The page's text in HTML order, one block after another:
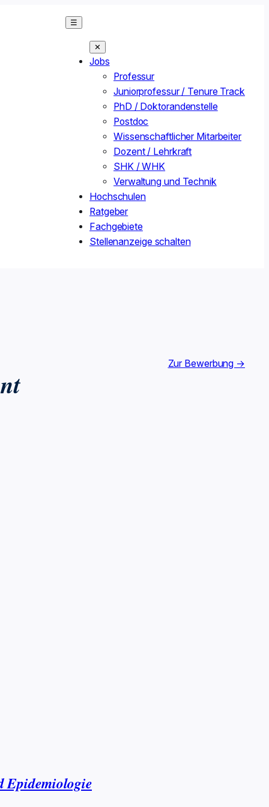
☰
✕
Jobs
Professur
Juniorprofessur / Tenure Track
PhD / Doktorandenstelle
Postdoc
Wissenschaftlicher Mitarbeiter
Dozent / Lehrkraft
SHK / WHK
Verwaltung und Technik
Hochschulen
Ratgeber
Fachgebiete
Stellenanzeige schalten
Zur Bewerbung →
Epidemiologie